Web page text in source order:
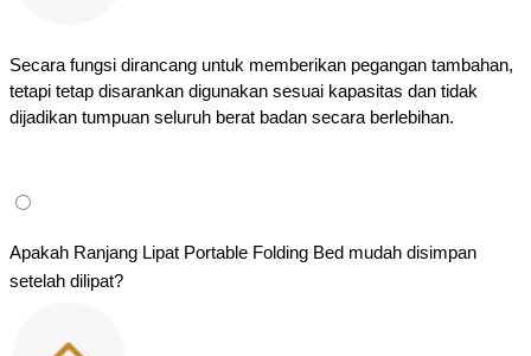
Secara fungsi dirancang untuk memberikan pegangan tambahan,
tetapi tetap disarankan digunakan sesuai kapasitas dan tidak
dijadikan tumpuan seluruh berat badan secara berlebihan.
Apakah Ranjang Lipat Portable Folding Bed mudah disimpan
setelah dilipat?